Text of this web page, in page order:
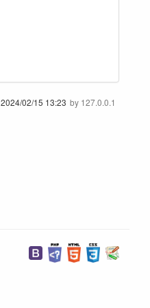
2024/02/15 13:23 by 127.0.0.1